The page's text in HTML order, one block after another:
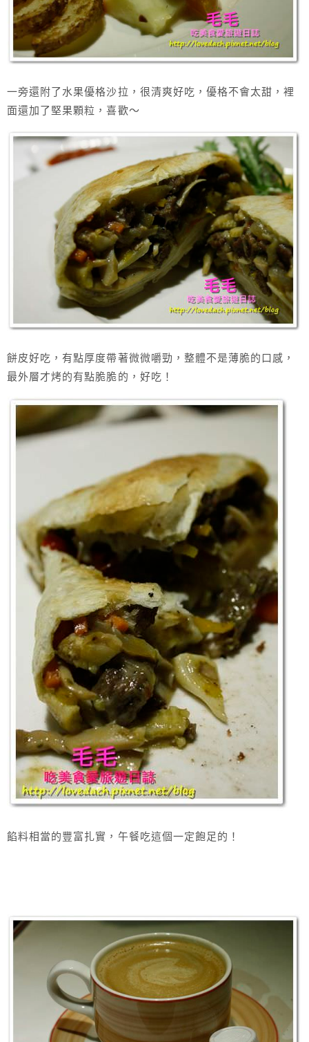
一旁還附了水果優格沙拉，很清爽好吃，優格不會太甜，裡
面還加了堅果顆粒，喜歡～
餅皮好吃，有點厚度帶著微微嚼勁，整體不是薄脆的口感，
最外層才烤的有點脆脆的，好吃！
餡料相當的豐富扎實，午餐吃這個一定飽足的！